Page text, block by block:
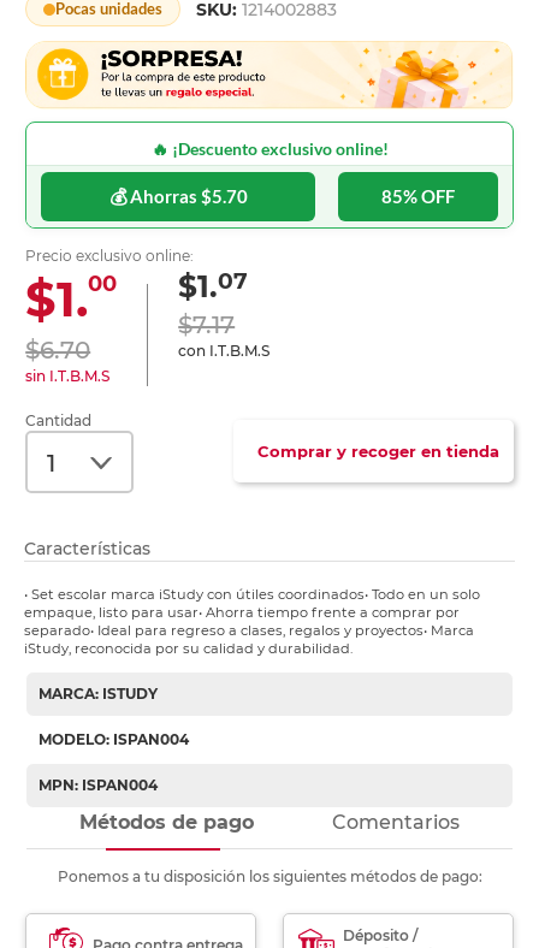
Pocas unidades SKU:1214002883
🔥 ¡Descuento exclusivo online!
💰 Ahorras $5.70 85% OFF
Precio exclusivo online:
$1.00
$6.70
sin I.T.B.M.S
$1.07
$7.17
con I.T.B.M.S
Cantidad
Comprar y recoger en tienda
Características
• Set escolar marca iStudy con útiles coordinados• Todo en un solo
empaque, listo para usar• Ahorra tiempo frente a comprar por
separado• Ideal para regreso a clases, regalos y proyectos• Marca
iStudy, reconocida por su calidad y durabilidad.
MARCA: ISTUDY
MODELO: ISPAN004
MPN: ISPAN004
Métodos de pago Comentarios
Ponemos a tu disposición los siguientes métodos de pago:
Déposito /